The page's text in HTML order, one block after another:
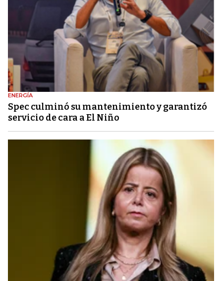
ENERGÍA
Spec culminó su mantenimiento y garantizó
servicio de cara a El Niño